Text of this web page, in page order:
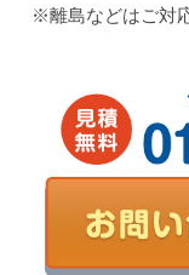
※離島などはご対